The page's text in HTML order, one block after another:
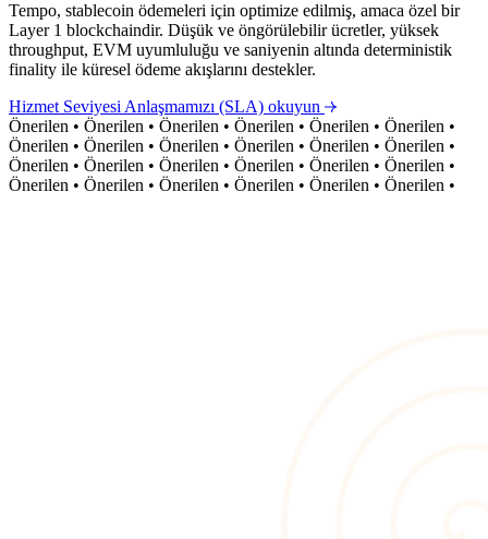
Tempo, stablecoin ödemeleri için optimize edilmiş, amaca özel bir
Layer 1 blockchaindir. Düşük ve öngörülebilir ücretler, yüksek
throughput, EVM uyumluluğu ve saniyenin altında deterministik
finality ile küresel ödeme akışlarını destekler.
Hizmet Seviyesi Anlaşmamızı (SLA) okuyun
Önerilen • Önerilen • Önerilen • Önerilen • Önerilen • Önerilen •
Önerilen • Önerilen • Önerilen • Önerilen • Önerilen • Önerilen •
Önerilen • Önerilen • Önerilen • Önerilen • Önerilen • Önerilen •
Önerilen • Önerilen • Önerilen • Önerilen • Önerilen • Önerilen •